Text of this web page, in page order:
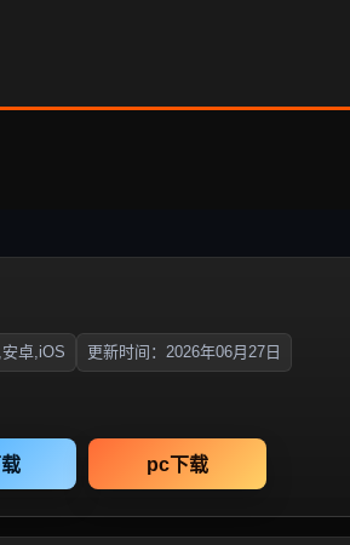
卓,iOS 更新时间：2026年06月27日
pc下载